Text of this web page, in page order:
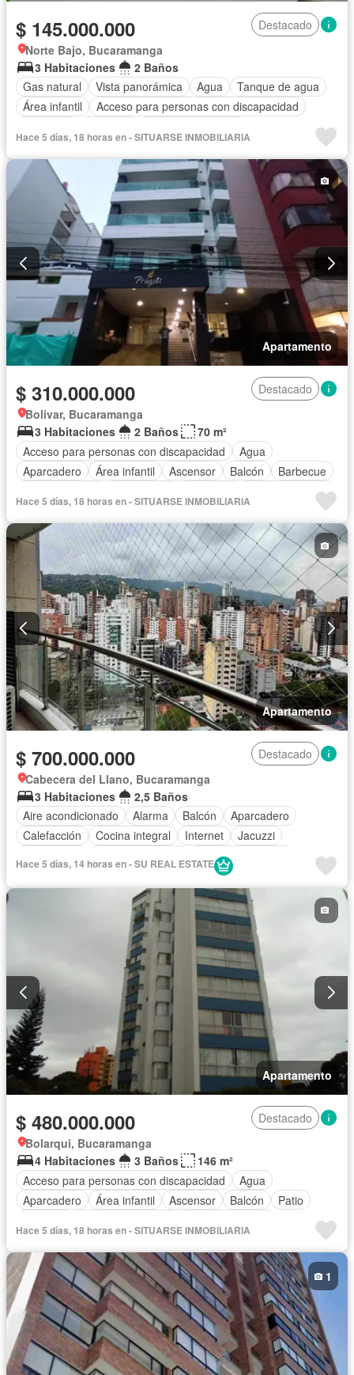
$ 145.000.000
Destacado
Norte Bajo, Bucaramanga
3 Habitaciones
2 Baños
Gas natural
Vista panorámica Agua
Tanque de agua
Área infantil
Acceso para personas con discapacidad
Hace 5 días, 18 horas en - SITUARSE INMOBILIARIA
Apartamento
$ 310.000.000
Destacado
Bolivar, Bucaramanga
3 Habitaciones
2 Baños
70 m²
Acceso para personas con discapacidad
Agua
Aparcadero
Área infantil Ascensor Balcón
Barbecue
Tanque de agua
Terraza
Vista panorámica
Hace 5 días, 18 horas en - SITUARSE INMOBILIARIA
Apartamento
$ 700.000.000
Destacado
Cabecera del Llano, Bucaramanga
3 Habitaciones
2,5 Baños
Aire acondicionado
Alarma Balcón
Aparcadero
Calefacción
Cocina integral Internet
Jacuzzi
Cuarto de servicio
Patio
Acceso para personas con discapacidad
Jardín
Caseta de vigilancia Gimnasio
Seguridad privada Cancha de tenis
Permite mascotas Permite niños Solo familias
Hace 5 días, 14 horas en - SU REAL ESTATE
Apartamento
$ 480.000.000
Destacado
Bolarqui, Bucaramanga
4 Habitaciones
3 Baños
146 m²
Acceso para personas con discapacidad
Agua
Aparcadero
Área infantil Ascensor Balcón
Patio
Vista panorámica
Hace 5 días, 18 horas en - SITUARSE INMOBILIARIA
1